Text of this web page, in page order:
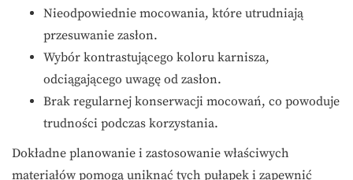
Nieodpowiednie mocowania, które utrudniają
przesuwanie zasłon.
Wybór kontrastującego koloru karnisza,
odciągającego uwagę od zasłon.
Brak regularnej konserwacji mocowań, co powoduje
trudności podczas korzystania.
Dokładne planowanie i zastosowanie właściwych
materiałów pomogą uniknąć tych pułapek i zapewnić